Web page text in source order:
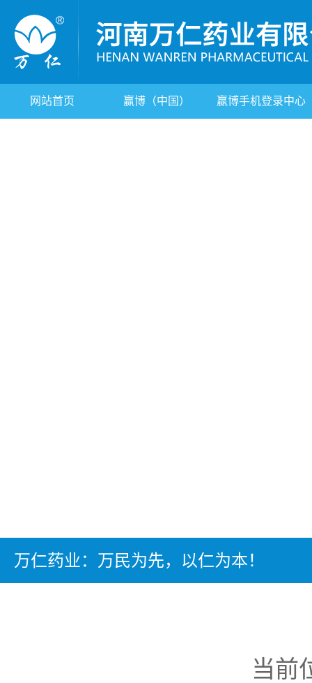
网站首页 赢博（中国） 赢博手机登录中心
万仁药业：万民为先，以仁为本！
当前